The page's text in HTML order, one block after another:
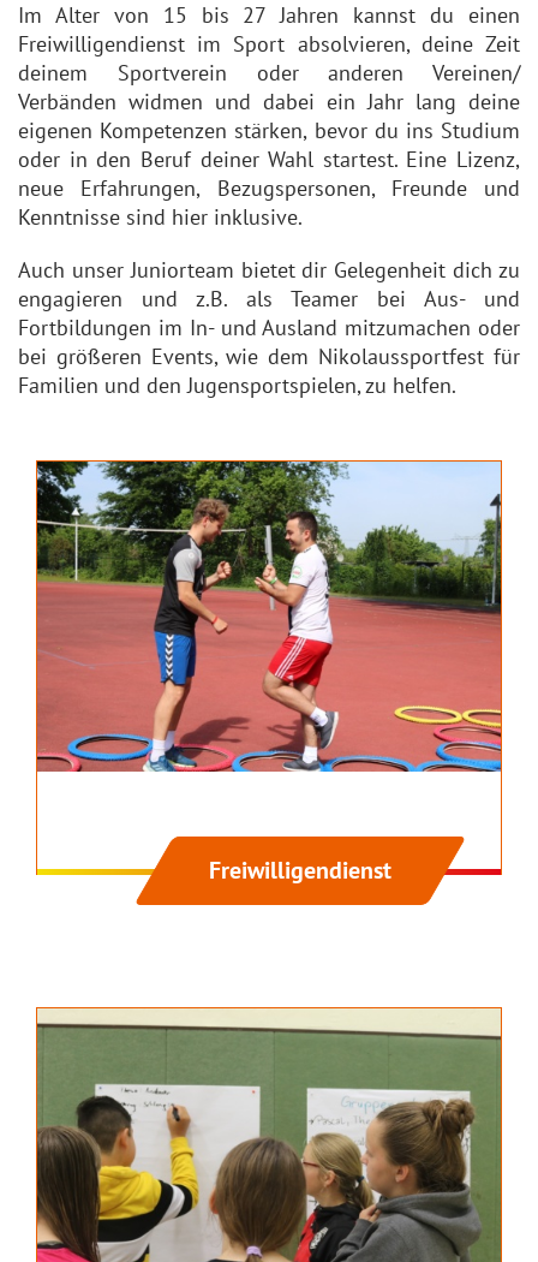
Im Alter von 15 bis 27 Jahren kannst du einen
Freiwilligendienst im Sport absolvieren, deine Zeit
deinem Sportverein oder anderen Vereinen/
Verbänden widmen und dabei ein Jahr lang deine
eigenen Kompetenzen stärken, bevor du ins Studium
oder in den Beruf deiner Wahl startest. Eine Lizenz,
neue Erfahrungen, Bezugspersonen, Freunde und
Kenntnisse sind hier inklusive.
Auch unser Juniorteam bietet dir Gelegenheit dich zu
engagieren und z.B. als Teamer bei Aus- und
Fortbildungen im In- und Ausland mitzumachen oder
bei größeren Events, wie dem Nikolaussportfest für
Familien und den Jugensportspielen, zu helfen.
Freiwilligendienst